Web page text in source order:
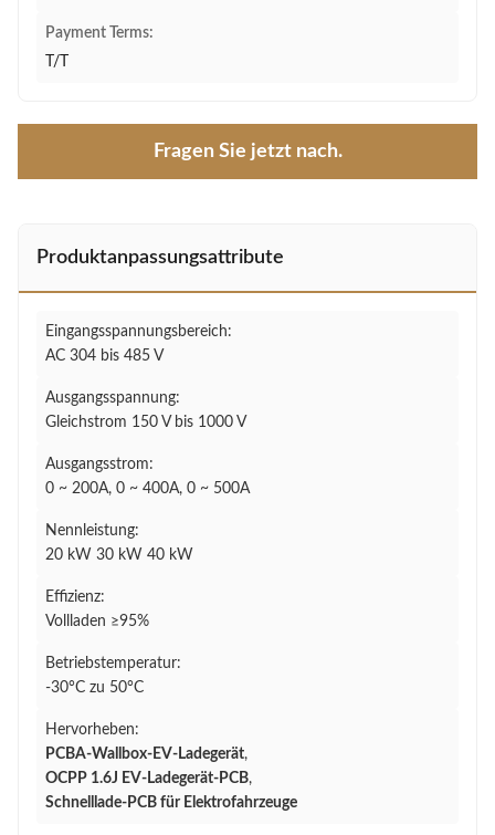
Payment Terms:
T/T
Fragen Sie jetzt nach.
Produktanpassungsattribute
Eingangsspannungsbereich:
AC 304 bis 485 V
Ausgangsspannung:
Gleichstrom 150 V bis 1000 V
Ausgangsstrom:
0 ~ 200A, 0 ~ 400A, 0 ~ 500A
Nennleistung:
20 kW 30 kW 40 kW
Effizienz:
Vollladen ≥95%
Betriebstemperatur:
-30°C zu 50°C
Hervorheben:
PCBA-Wallbox-EV-Ladegerät,
OCPP 1.6J EV-Ladegerät-PCB,
Schnelllade-PCB für Elektrofahrzeuge